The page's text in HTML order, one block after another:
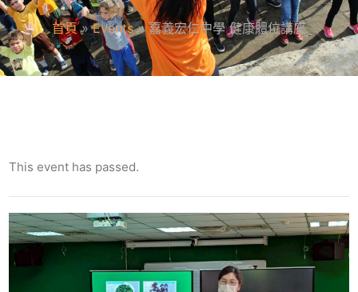
首頁»Events»嘉義宏仁中學 健康體位講座
This event has passed.